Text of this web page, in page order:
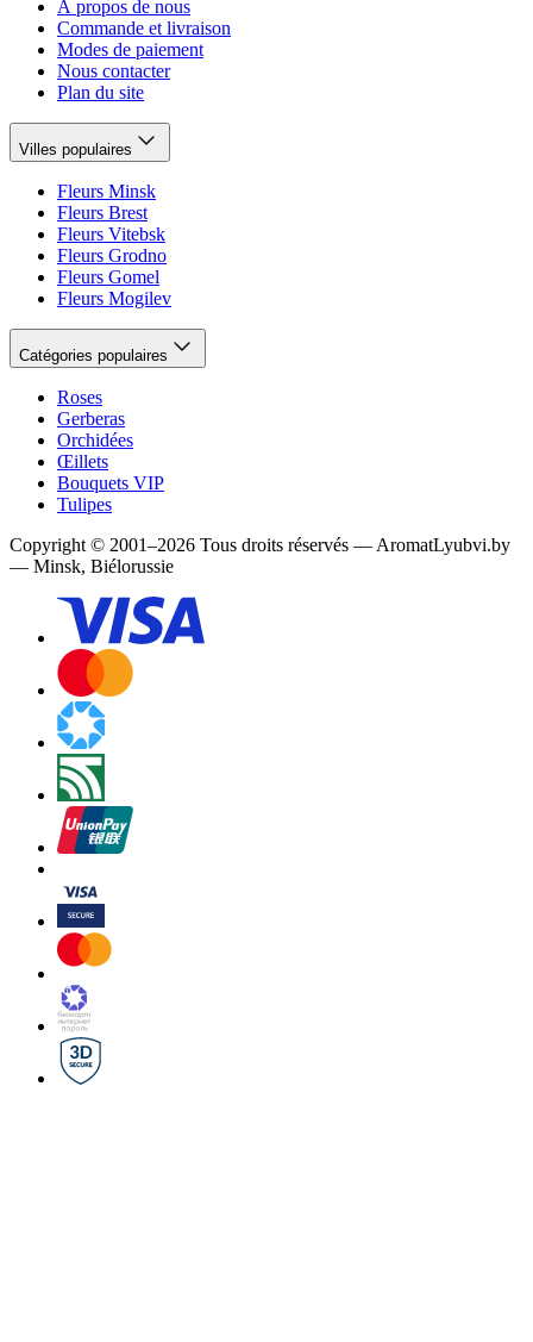
À propos de nous
Commande et livraison
Modes de paiement
Nous contacter
Plan du site
Villes populaires
Fleurs Minsk
Fleurs Brest
Fleurs Vitebsk
Fleurs Grodno
Fleurs Gomel
Fleurs Mogilev
Catégories populaires
Roses
Gerberas
Orchidées
Œillets
Bouquets VIP
Tulipes
Copyright © 2001–2026 Tous droits réservés — AromatLyubvi.by
— Minsk, Biélorussie